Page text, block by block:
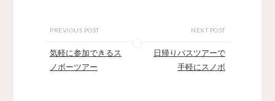
PREVIOUS POST
気軽に参加できるス
ノボーツアー
NEXT POST
日帰りバスツアーで
手軽にスノボ